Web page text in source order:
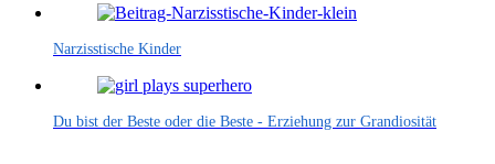
Narzisstische Kinder
Du bist der Beste oder die Beste - Erziehung zur Grandiosität